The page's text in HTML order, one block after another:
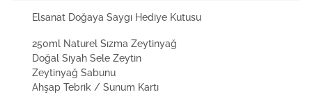
Elsanat Doğaya Saygı Hediye Kutusu
250ml Naturel Sızma Zeytinyağ
Doğal Siyah Sele Zeytin
Zeytinyağ Sabunu
Ahşap Tebrik / Sunum Kartı